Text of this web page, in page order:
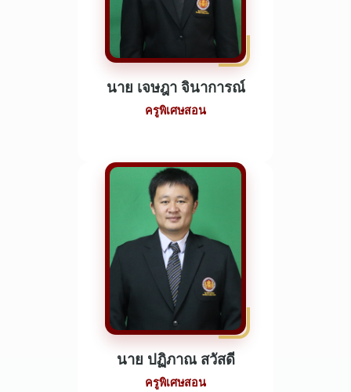
นาย เจษฎา จินาการณ์
ครูพิเศษสอน
นาย ปฏิภาณ สวัสดี
ครูพิเศษสอน